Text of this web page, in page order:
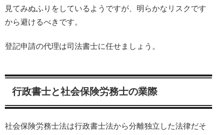
見てみぬふりをしているようですが、明らかなリスクです
から避けるべきです。
登記申請の代理は司法書士に任せましょう。
行政書士と社会保険労務士の業際
社会保険労務士法は行政書士法から分離独立した法律だそ